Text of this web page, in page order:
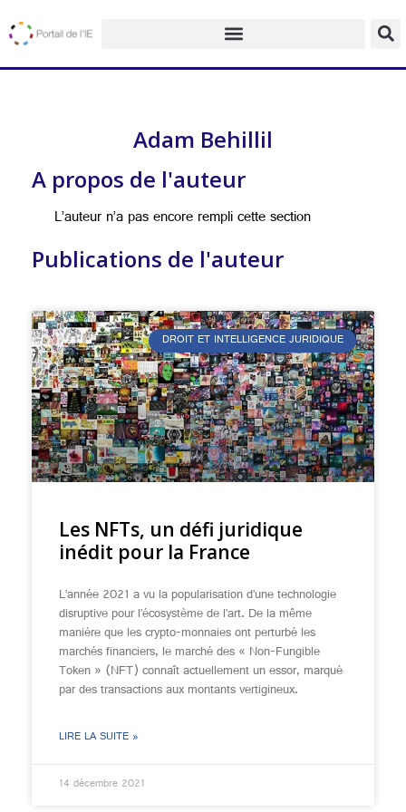
Adam Behillil
A propos de l'auteur
L’auteur n’a pas encore rempli cette section
Publications de l'auteur
DROIT ET INTELLIGENCE JURIDIQUE
Les NFTs, un défi juridique
inédit pour la France
L’année 2021 a vu la popularisation d’une technologie
disruptive pour l’écosystème de l’art. De la même
manière que les crypto-monnaies ont perturbé les
marchés financiers, le marché des « Non-Fungible
Token » (NFT) connaît actuellement un essor, marqué
par des transactions aux montants vertigineux.
LIRE LA SUITE »
14 décembre 2021